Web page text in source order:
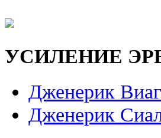
УСИЛЕНИЕ
Дженерик
Дженерик